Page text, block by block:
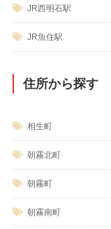
JR西明石駅
JR魚住駅
住所から探す
相生町
朝霧北町
朝霧町
朝霧南町